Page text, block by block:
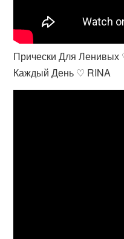
Прически Для Ленивых
Каждый День ♡ RINA